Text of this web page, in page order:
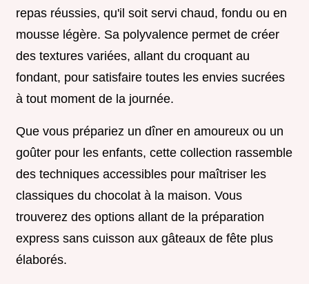
repas réussies, qu'il soit servi chaud, fondu ou en
mousse légère. Sa polyvalence permet de créer
des textures variées, allant du croquant au
fondant, pour satisfaire toutes les envies sucrées
à tout moment de la journée.
Que vous prépariez un dîner en amoureux ou un
goûter pour les enfants, cette collection rassemble
des techniques accessibles pour maîtriser les
classiques du chocolat à la maison. Vous
trouverez des options allant de la préparation
express sans cuisson aux gâteaux de fête plus
élaborés.